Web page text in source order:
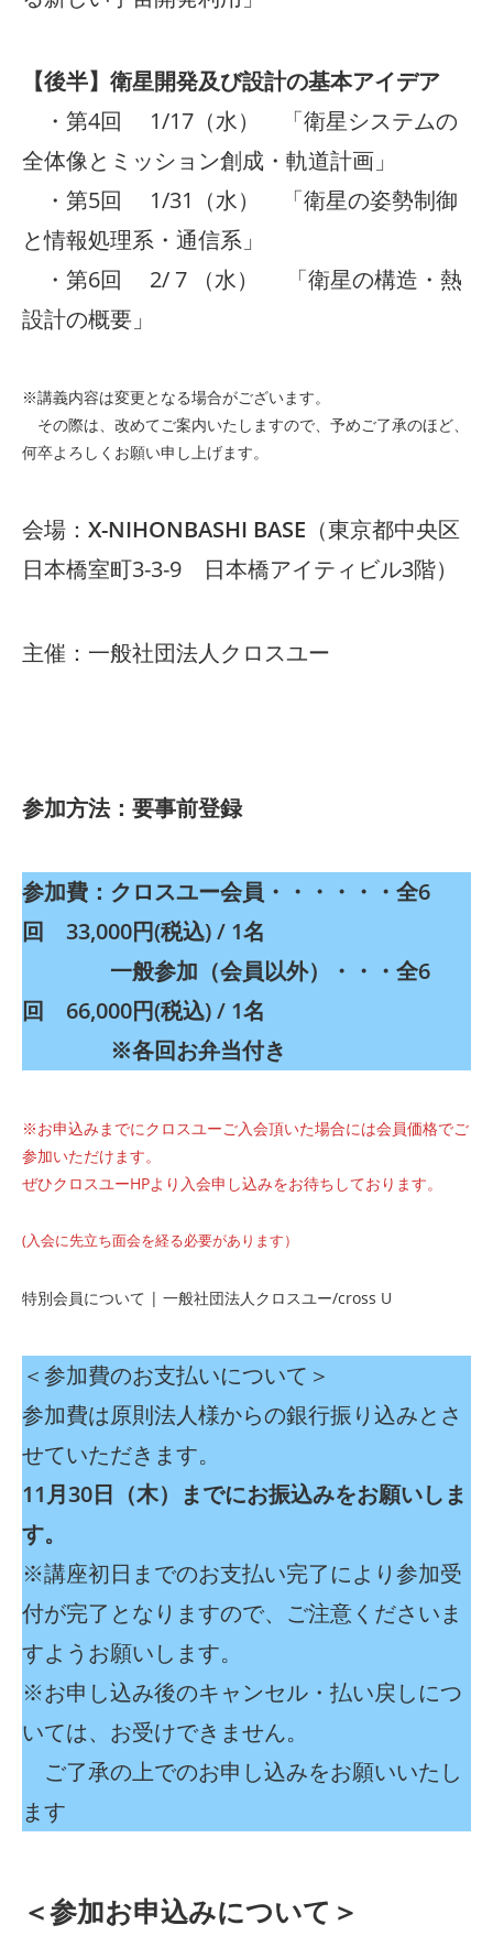
【後半】衛星開発及び設計の基本アイデア
・第4回 1/17（水） 「衛星システムの
全体像とミッション創成・軌道計画」
・第5回 1/31（水） 「衛星の姿勢制御
と情報処理系・通信系」
・第6回 2/ 7 （水） 「衛星の構造・熱
設計の概要」
※講義内容は変更となる場合がございます。
その際は、改めてご案内いたしますので、予めご了承のほど、
何卒よろしくお願い申し上げます。
会場： X-NIHONBASHI BASE （東京都中央区
日本橋室町3-3-9 日本橋アイティビル3階）
主催：一般社団法人クロスユー
参加方法：要事前登録
参加費：クロスユー会員・・・・・・全6
回 33,000円(税込) / 1名
一般参加（会員以外）・・・全6
回 66,000円(税込) / 1名
※各回お弁当付き
※お申込みまでにクロスユーご入会頂いた場合には会員価格でご
参加いただけます。
ぜひクロスユーHPより入会申し込みをお待ちしております。
(入会に先立ち面会を経る必要があります）
特別会員について | 一般社団法人クロスユー/cross U
＜参加費のお支払いについて＞
参加費は原則法人様からの銀行振り込みとさ
せていただきます。
11月30日（木）までにお振込みをお願いしま
す。
※講座初日までのお支払い完了により参加受
付が完了となりますので、ご注意くださいま
すようお願いします。
※お申し込み後のキャンセル・払い戻しにつ
いては、お受けできません。
ご了承の上でのお申し込みをお願いいたし
ます
＜参加お申込みについて＞